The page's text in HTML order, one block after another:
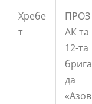
Хребе
т
ПРОЗ
АК та
12-та
брига
да
«Азов